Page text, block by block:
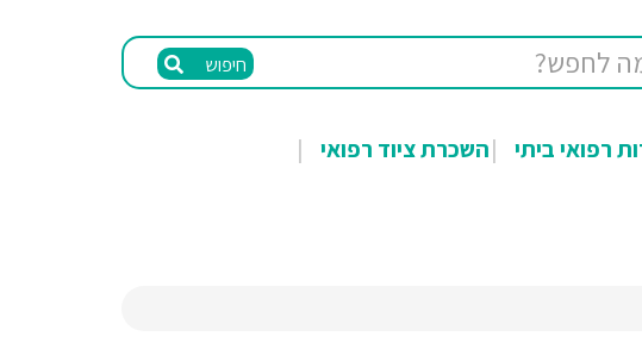
חיפוש
רפואי ביתי
השכרת ציוד רפואי